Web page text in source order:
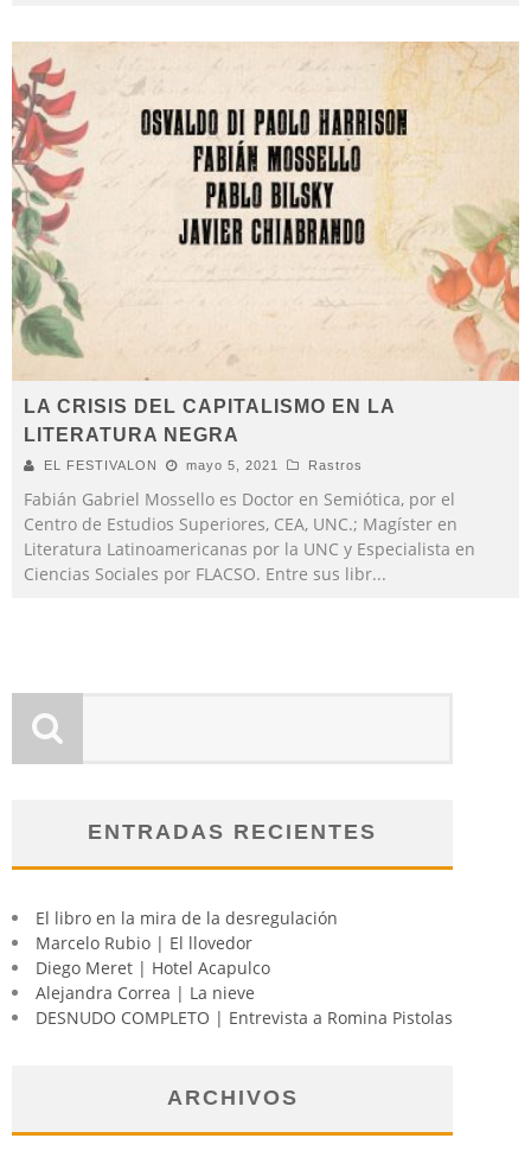
LA CRISIS DEL CAPITALISMO EN LA
LITERATURA NEGRA
EL FESTIVALON mayo 5, 2021 Rastros
Fabián Gabriel Mossello es Doctor en Semiótica, por el
Centro de Estudios Superiores, CEA, UNC.; Magíster en
Literatura Latinoamericanas por la UNC y Especialista en
Ciencias Sociales por FLACSO. Entre sus libr...
ENTRADAS RECIENTES
El libro en la mira de la desregulación
Marcelo Rubio | El llovedor
Diego Meret | Hotel Acapulco
Alejandra Correa | La nieve
DESNUDO COMPLETO | Entrevista a Romina Pistolas
ARCHIVOS